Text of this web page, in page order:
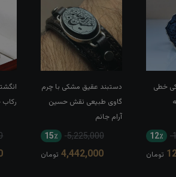
خطی
12٪
تومان
دستبند عقیق مشکی با چرم
گاوی طبیعی نقش حسین
آرام جانم
5,225,000 15٪
4,442,000 تومان